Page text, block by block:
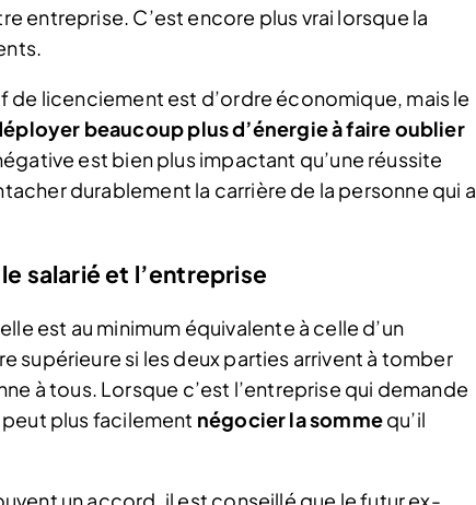
entreprise. C’est encore plus vrai lorsque la
de licenciement est d’ordre économique, mais le
beaucoup plus d’énergie à faire oublier
est bien plus impactant qu’une réussite
durablement la carrière de la personne qui a
salarié et l’entreprise
est au minimum équivalente à celle d’un
supérieure si les deux parties arrivent à tomber
à tous. Lorsque c’est l’entreprise qui demande
plus facilement négocier la sommequ’il
un accord, il est conseillé que le futur ex-